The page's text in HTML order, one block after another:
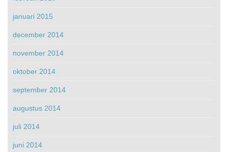
januari 2015
december 2014
november 2014
oktober 2014
september 2014
augustus 2014
juli 2014
juni 2014